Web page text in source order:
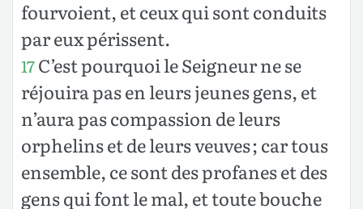
fourvoient, et ceux qui sont conduits
par eux périssent.
17C’est pourquoi le Seigneur ne se
réjouira pas en leurs jeunes gens, et
n’aura pas compassion de leurs
orphelins et de leurs veuves ; car tous
ensemble, ce sont des profanes et des
gens qui font le mal, et toute bouche